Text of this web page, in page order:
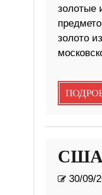
золотые
золото
США
30/09/